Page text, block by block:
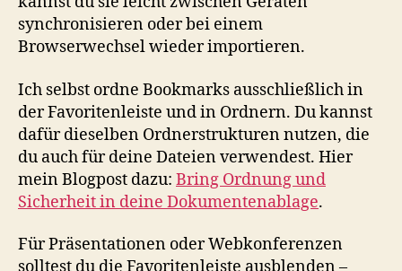
synchronisieren oder bei einem
Browserwechsel wieder importieren.
Ich selbst ordne Bookmarks ausschließlich in
der Favoritenleiste und in Ordnern. Du kannst
dafür dieselben Ordnerstrukturen nutzen, die
du auch für deine Dateien verwendest. Hier
mein Blogpost dazu: Bring Ordnung und
Sicherheit in deine Dokumentenablage.
Für Präsentationen oder Webkonferenzen